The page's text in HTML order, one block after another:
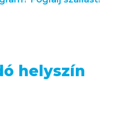
helyszín